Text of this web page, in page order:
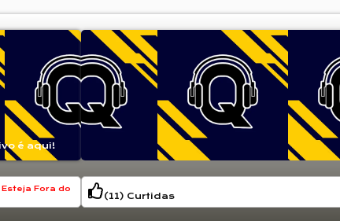
é aqui!
Fora do
(11) Curtidas